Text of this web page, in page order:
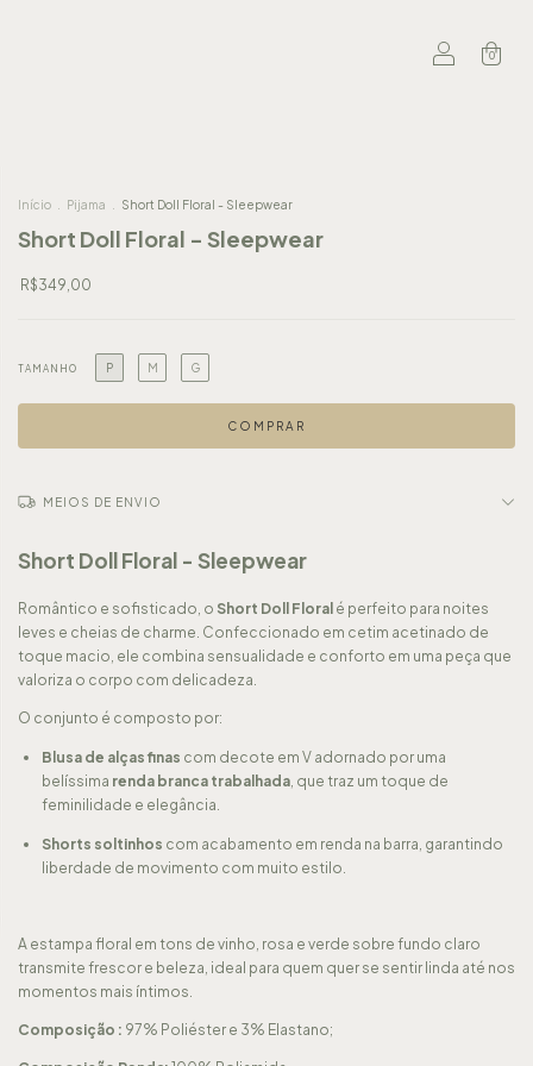
0
Início Pijama Short Doll Floral - Sleepwear
Short Doll Floral - Sleepwear
R$349,00
TAMANHO P M G
MEIOS DE ENVIO
Short Doll Floral - Sleepwear
Romântico e sofisticado, o Short Doll Floral é perfeito para noites
leves e cheias de charme. Confeccionado em cetim acetinado de
toque macio, ele combina sensualidade e conforto em uma peça que
valoriza o corpo com delicadeza.
O conjunto é composto por:
Blusa de alças finas com decote em V adornado por uma
belíssima renda branca trabalhada, que traz um toque de
feminilidade e elegância.
Shorts soltinhos com acabamento em renda na barra, garantindo
liberdade de movimento com muito estilo.
A estampa floral em tons de vinho, rosa e verde sobre fundo claro
transmite frescor e beleza, ideal para quem quer se sentir linda até nos
momentos mais íntimos.
Composição : 97% Poliéster e 3% Elastano;